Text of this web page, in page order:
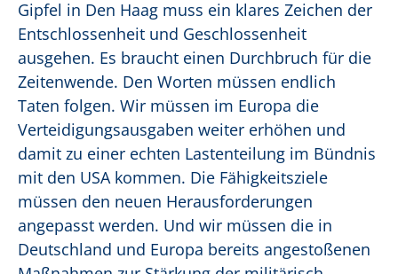
Gipfel in Den Haag muss ein klares Zeichen der
Entschlossenheit und Geschlossenheit
ausgehen. Es braucht einen Durchbruch für die
Zeitenwende. Den Worten müssen endlich
Taten folgen. Wir müssen im Europa die
Verteidigungsausgaben weiter erhöhen und
damit zu einer echten Lastenteilung im Bündnis
mit den USA kommen. Die Fähigkeitsziele
müssen den neuen Herausforderungen
angepasst werden. Und wir müssen die in
Deutschland und Europa bereits angestoßenen